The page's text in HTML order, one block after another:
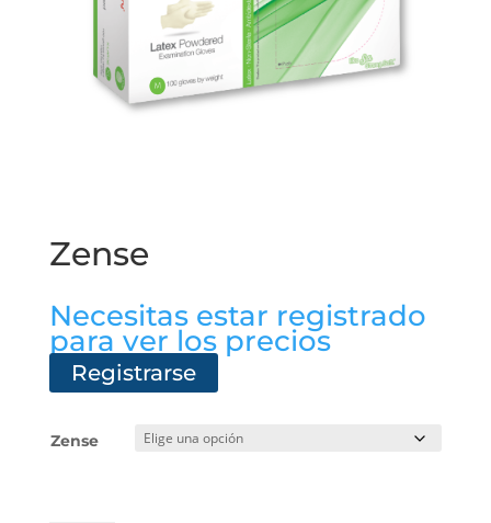
Zense
Necesitas estar registrado
para ver los precios
Registrarse
Zense